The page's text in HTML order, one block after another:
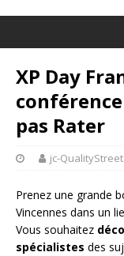
XP Day
conférence
pas Rater
jc-QualityStreet
Prenez une grande
Vincennes dans un
Vous souhaitez
spécialistes des